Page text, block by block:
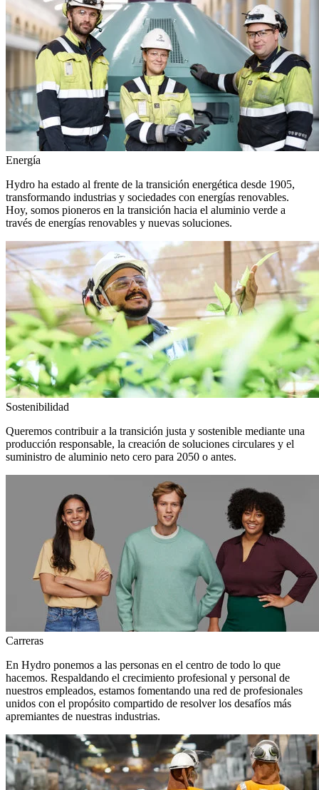
Energía
Hydro ha estado al frente de la transición energética desde 1905,
transformando industrias y sociedades con energías renovables.
Hoy, somos pioneros en la transición hacia el aluminio verde a
través de energías renovables y nuevas soluciones.
Sostenibilidad
Queremos contribuir a la transición justa y sostenible mediante una
producción responsable, la creación de soluciones circulares y el
suministro de aluminio neto cero para 2050 o antes.
Carreras
En Hydro ponemos a las personas en el centro de todo lo que
hacemos. Respaldando el crecimiento profesional y personal de
nuestros empleados, estamos fomentando una red de profesionales
unidos con el propósito compartido de resolver los desafíos más
apremiantes de nuestras industrias.